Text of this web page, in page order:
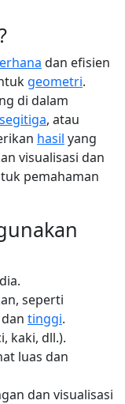
dan efisien
geometri.
di dalam
segitiga, atau
hasil yang
visualisasi dan
pemahaman
seperti
tinggi.
kaki, dll.).
luas dan
dan visualisasi